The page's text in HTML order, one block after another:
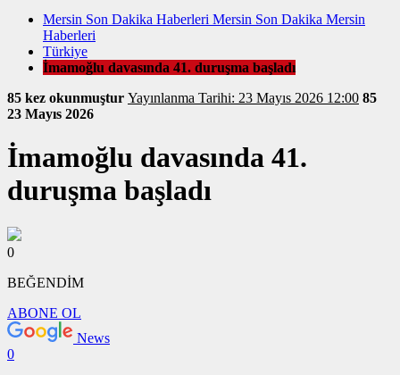
Mersin Son Dakika Haberleri Mersin Son Dakika Mersin
Haberleri
Türkiye
İmamoğlu davasında 41. duruşma başladı
85 kez okunmuştur
Yayınlanma Tarihi: 23 Mayıs 2026 12:00 85
23 Mayıs 2026
İmamoğlu davasında 41.
duruşma başladı
0
BEĞENDİM
ABONE OL
News
0